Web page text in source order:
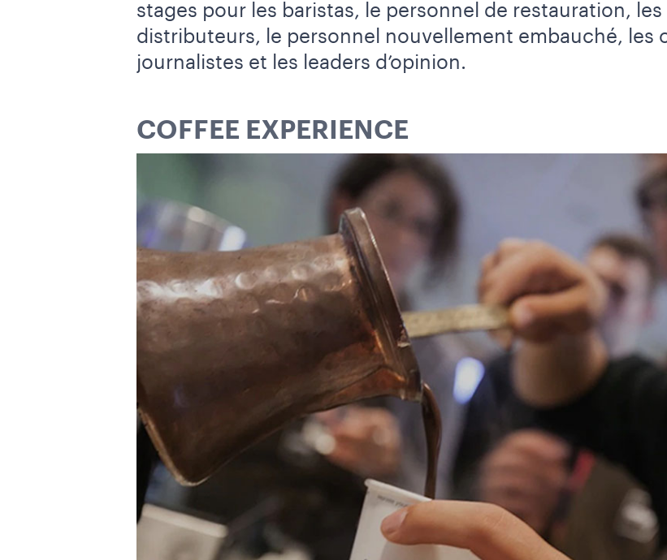
stages pour les baristas, le personnel de restauration,
distributeurs, le personnel nouvellement embauché, les
journalistes et les leaders d’opinion.
COFFEE EXPERIENCE